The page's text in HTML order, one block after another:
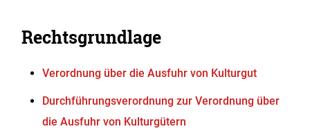
Rechtsgrundlage
Verordnung über die Ausfuhr von Kulturgut
Durchführungsverordnungzur Verordnung über
die Ausfuhr von Kulturgütern